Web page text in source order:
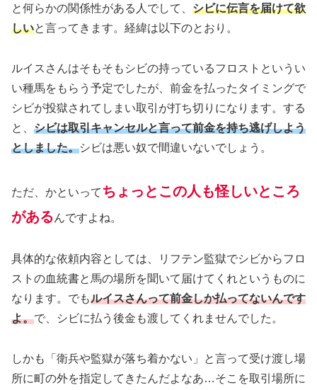
と何らかの関係性がある人でして、 シビに伝言を届けて欲
しいと言ってきます。経緯は以下のとおり。
ルイスさんはそもそもシビの持っているフロストというい
い種馬をもらう予定でしたが、前金を払ったタイミングで
シビが投獄されてしまい取引が打ち切りになります。する
と、 シビは取引キャンセルと言って前金を持ち逃げしよう
としました。シビは悪い奴で間違いないでしょう。
ただ、かといって ちょっとこの人も怪しいところ
があるんですよね。
具体的な依頼内容としては、リフテン監獄でシビからフロ
ストの血統書と馬の場所を聞いて届けてくれというものに
なります。でもルイスさんって前金しか払ってないんです
よ。で、シビに払う後金も渡してくれませんでした。
しかも「衛兵や監獄が落ち着かない」と言って受け渡し場
所に町の外を指定してきたんだよなあ…そこを取引場所に